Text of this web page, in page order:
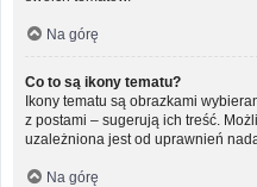
Na górę
Co to są ikony tematu?
Ikony tematu są obrazkami
z postami – sugerują ich treść.
uzależniona jest od uprawnień
Na górę